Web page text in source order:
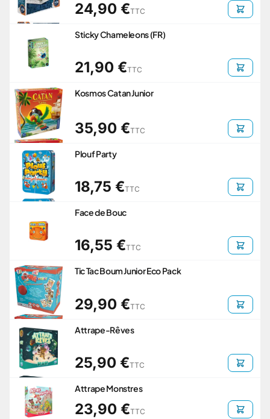
24,90 €TTC
Sticky Chameleons (FR)
21,90 €TTC
Kosmos Catan Junior
35,90 €TTC
Plouf Party
18,75 €TTC
Face de Bouc
16,55 €TTC
Tic Tac Boum Junior Eco Pack
29,90 €TTC
Attrape-Rêves
25,90 €TTC
Attrape Monstres
23,90 €TTC